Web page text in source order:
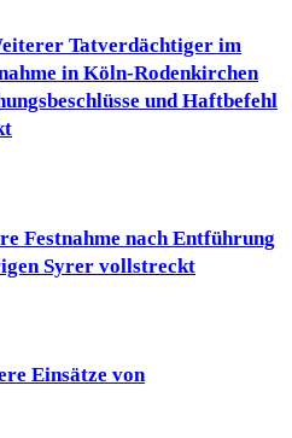
Tatverdächtiger im
in Köln-Rodenkirchen
und Haftbefehl
Festnahme nach Entführung
Syrer vollstreckt
Einsätze von